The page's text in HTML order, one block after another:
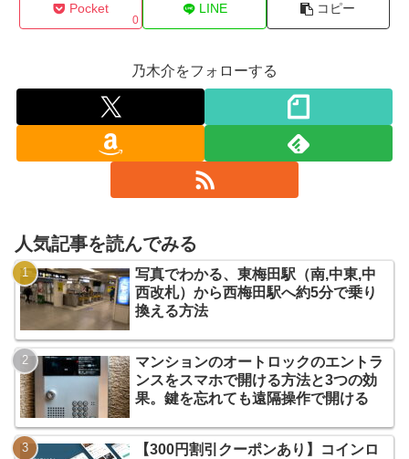
Pocket
0
LINE コピー
乃木介をフォローする
人気記事を読んでみる
写真でわかる、東梅田駅（南,中東,中
西改札）から西梅田駅へ約5分で乗り
換える方法
マンションのオートロックのエントラ
ンスをスマホで開ける方法と3つの効
果。鍵を忘れても遠隔操作で開ける
【300円割引クーポンあり】コインロ